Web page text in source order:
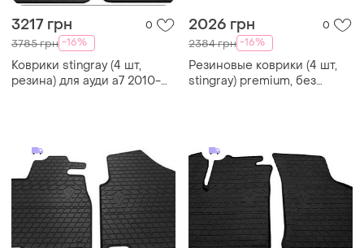
3217 грн 0
3785 грн -16%
Коврики stingray (4 шт,
резина) для ауди a7 2010-
2026 грн 0
2384 грн -16%
Резиновые коврики (4 шт,
stingray) premium, без